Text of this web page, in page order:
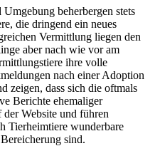
beherbergen stets
die dringend ein neues
Vermittlung liegen den
aber nach wie vor am
ihre volle
nach einer Adoption
zeigen, dass sich die oftmals
Berichte ehemaliger
Website und führen
Tierheimtiere wunderbare
sind.